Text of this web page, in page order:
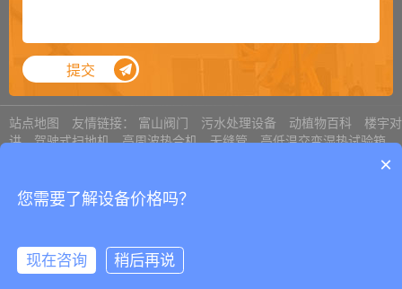
提袋封口机总是掉袋怎么处理
2024-11-05
内抽真空机对于袋子尺寸的要求
真空包装机有异响如何解决
2024-10-28
托盘井型捆扎的几种方式
开箱机的故障报警有哪些
提交
站点地图 友情链接： 富山阀门 污水处理设备 动植物百科
楼宇对
讲
驾驶式扫地机 高周波热合机 无缝管
高低温交变湿热试验箱
Copyright © 2008-2023 青岛艾讯包装设备有限公司
19044937号
×
您需要了解设备价格吗？
现在咨询
稍后再说